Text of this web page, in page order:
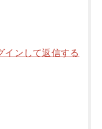
インして返信する